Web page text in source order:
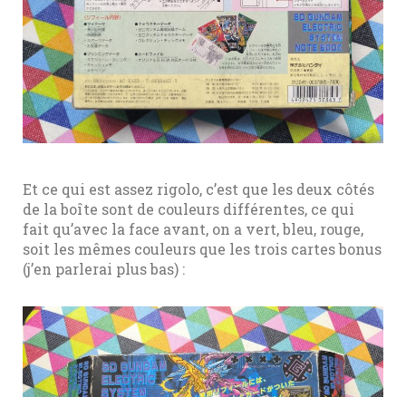
Et ce qui est assez rigolo, c’est que les deux côtés
de la boîte sont de couleurs différentes, ce qui
fait qu’avec la face avant, on a vert, bleu, rouge,
soit les mêmes couleurs que les trois cartes bonus
(j’en parlerai plus bas) :